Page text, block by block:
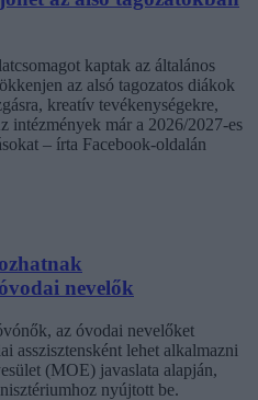
kaptak az általános
az alsó tagozatos diákok
kreatív tevékenységekre,
intézmények már a 2026/2027-es
– írta Facebook-oldalán
nevelők
az óvodai nevelőket
asszisztensként lehet alkalmazni
(MOE) javaslata alapján,
nyújtott be.